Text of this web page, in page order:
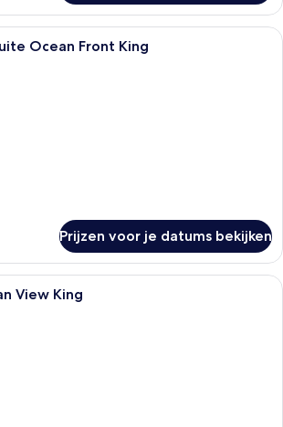
Sun Club Master Suite Ocean Front
Ocean Front King
Prijzen voor je datums bekijken
Luxe beddengoed, een gratis
View King